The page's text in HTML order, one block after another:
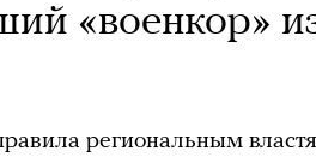
«военкор»
региональным